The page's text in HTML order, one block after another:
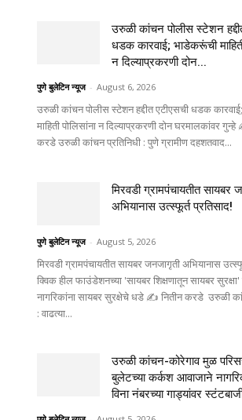
उरुळी कांचन पोलीस स्टेशन
धडक कारवाई; भाडेकरूंची
न दिल्याप्रकरणी दोन...
पुणे बुलेटिन न्यूज - August 6, 2026
उरुळी कांचन पोलीस स्टेशन हद्दीत एटीएसची धडक
माहिती पोलिसांना न दिल्याप्रकरणी दोन घरमालकांवर
करडे उरुळी कांचन प्रतिनिधी : पुणे ग्रामीण दहशतवाद...
मिरवडी ग्रामपंचायतीत सायबर
अभियानास उत्स्फूर्त प्रतिसाद!
पुणे बुलेटिन न्यूज - August 5, 2026
मिरवडी ग्रामपंचायतीत सायबर जनजागृती अभियानास
क्विक हील फाउंडेशनच्या 'सायबर शिक्षणातून सायबर
नागरिकांना सायबर सुरक्षेचे धडे ✍️ नितीन करडे उरुळी
: वाढत्या...
उरुळी कांचन-कोरेगाव मुळ
बुलेटच्या कर्कश आवाजाने
विना नंबरच्या गाड्यांवर